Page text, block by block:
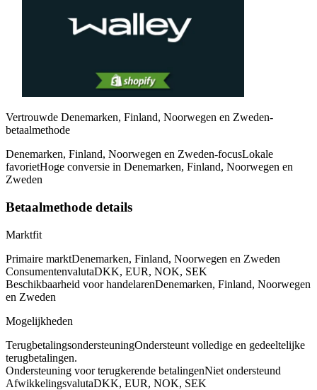
Vertrouwde Denemarken, Finland, Noorwegen en Zweden-
betaalmethode
Denemarken, Finland, Noorwegen en Zweden-focusLokale
favorietHoge conversie in Denemarken, Finland, Noorwegen en
Zweden
Betaalmethode details
Marktfit
Primaire marktDenemarken, Finland, Noorwegen en Zweden
ConsumentenvalutaDKK, EUR, NOK, SEK
Beschikbaarheid voor handelarenDenemarken, Finland, Noorwegen
en Zweden
Mogelijkheden
TerugbetalingsondersteuningOndersteunt volledige en gedeeltelijke
terugbetalingen.
Ondersteuning voor terugkerende betalingenNiet ondersteund
AfwikkelingsvalutaDKK, EUR, NOK, SEK